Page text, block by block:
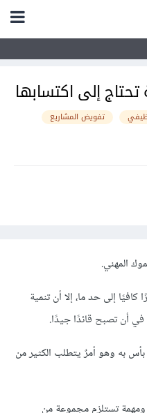
إلى اكتسابها
تفويض المشاريع
المهني.
إلى حد ما، إلا أن تنمية
أن تصبح قائدًا جيدًا.
به وهو أمرٌ يتطلب الكثير من
ومهمة تستلزم مجموعة من